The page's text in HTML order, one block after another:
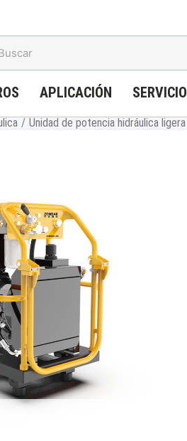
APLICACIÓN SERVICIO
/ Unidad de potencia hidráulica ligera